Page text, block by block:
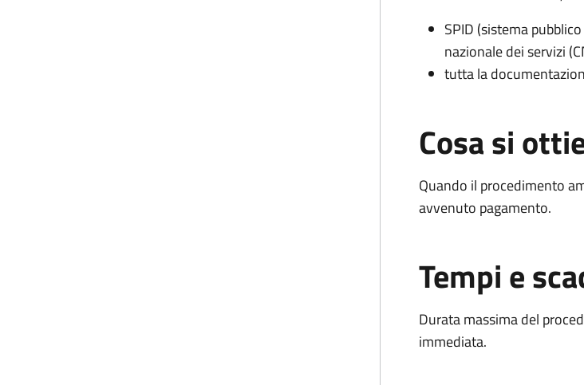
SPID (sistema
nazionale dei servizi
tutta la
Cosa si
Quando il procedimento
avvenuto pagamento.
Tempi e
Durata massima del
immediata.